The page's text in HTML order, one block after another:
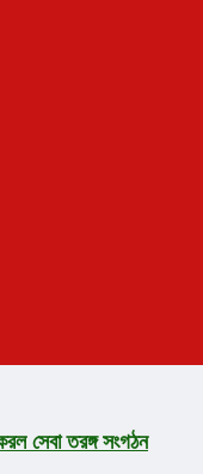
সেবা তরঙ্গ সংগঠন